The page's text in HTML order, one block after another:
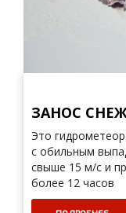
ЗАНОС
Это
с обильным
свыше 15 м/с и
более 12 часов